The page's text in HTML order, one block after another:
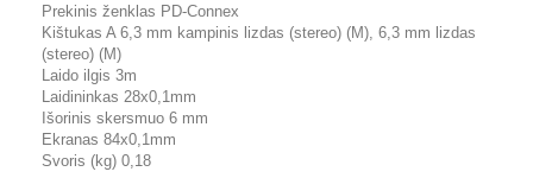
Prekinis ženklas PD-Connex
Kištukas A 6,3 mm kampinis lizdas (stereo) (M), 6,3 mm lizdas
(stereo) (M)
Laido ilgis 3m
Laidininkas 28x0,1mm
Išorinis skersmuo 6 mm
Ekranas 84x0,1mm
Svoris (kg) 0,18